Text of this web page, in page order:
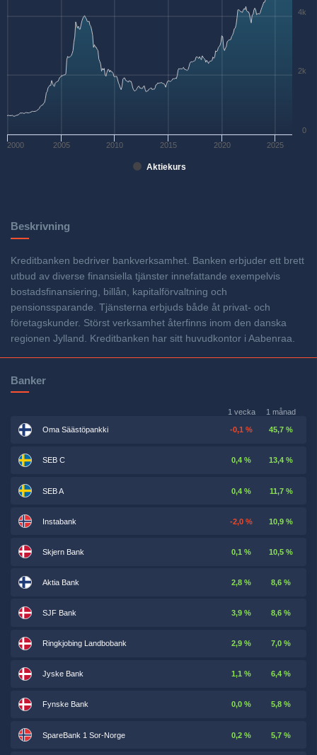
Aktiekurs
2000 2005 2010 2015 2020 2025
0
2k
4k
Beskrivning
Kreditbanken bedriver bankverksamhet. Banken erbjuder ett brett
utbud av diverse finansiella tjänster innefattande exempelvis
bostadsfinansiering, billån, kapitalförvaltning och
pensionssparande. Tjänsterna erbjuds både åt privat- och
företagskunder. Störst verksamhet återfinns inom den danska
regionen Jylland. Kreditbanken har sitt huvudkontor i Aabenraa.
Banker
1 vecka 1 månad
Oma Säästöpankki -0,1 % 45,7 %
SEB C 0,4 % 13,4 %
SEB A 0,4 % 11,7 %
Instabank -2,0 % 10,9 %
Skjern Bank 0,1 % 10,5 %
Aktia Bank 2,8 % 8,6 %
SJF Bank 3,9 % 8,6 %
Ringkjobing Landbobank 2,9 % 7,0 %
Jyske Bank 1,1 % 6,4 %
Fynske Bank 0,0 % 5,8 %
SpareBank 1 Sor-Norge 0,2 % 5,7 %